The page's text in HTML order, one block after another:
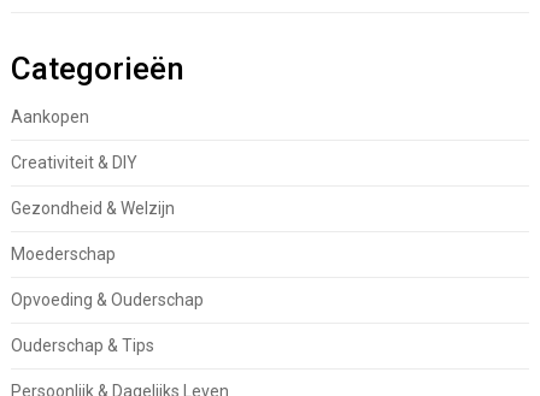
Categorieën
Aankopen
Creativiteit & DIY
Gezondheid & Welzijn
Moederschap
Opvoeding & Ouderschap
Ouderschap & Tips
Persoonlijk & Dagelijks Leven